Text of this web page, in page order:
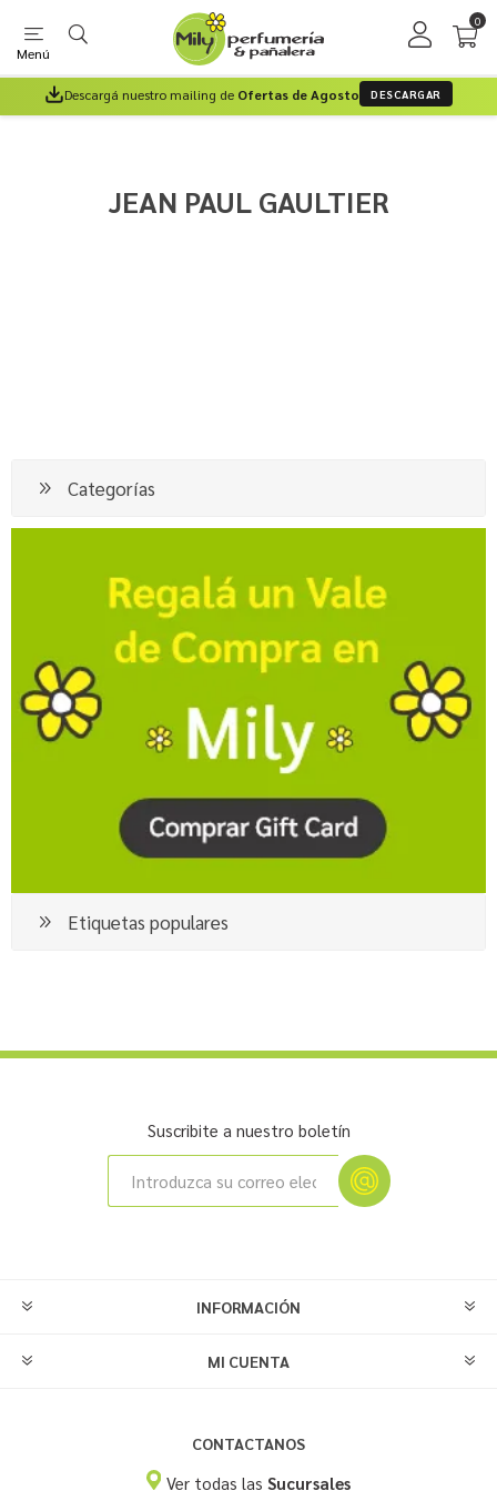
Menú
0
Descargá nuestro mailing de Ofertas de Agosto DESCARGAR
JEAN PAUL GAULTIER
Categorías
Etiquetas populares
Suscribite a nuestro boletín
INFORMACIÓN
MI CUENTA
CONTACTANOS
Ver todas lasSucursales